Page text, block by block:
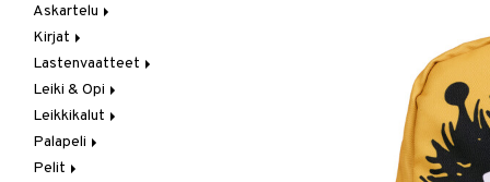
Askartelu
Askartelumateriaalit
Askartelusetti
Helmet
Koulutarvikkeet
Muovailuvaha
Piirrä ja maalaa
Kirjat
Askartelukirjat
Maalauskirjat
Päiväkirjat
Lastenvaatteet
Alaosat
Leggingsit
Alusvaatteet & Sukat
Kengät
Mekot
Leiki & Opi
Opetuslelut
Oppimispelit
Soittimet
Leikkikalut
Ajoneuvot
Autoradat
Eläimet
Palapeli
1000 palaa
Pelit